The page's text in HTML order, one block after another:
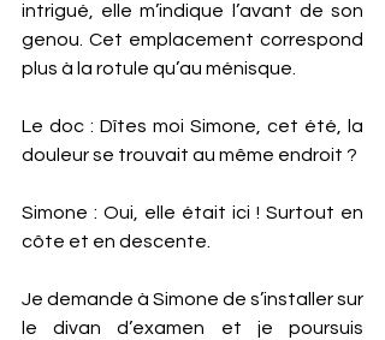
intrigué, elle m’indique l’avant de son
genou. Cet emplacement correspond
plus à la rotule qu’au ménisque.
Le doc : Dîtes moi Simone, cet été, la
douleur se trouvait au même endroit ?
Simone : Oui, elle était ici ! Surtout en
côte et en descente.
Je demande à Simone de s’installer sur
le divan d’examen et je poursuis